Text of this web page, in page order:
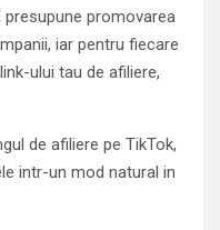
promovarea
iar pentru fiecare
ului tau de afiliere,
de afiliere pe TikTok,
intr-un mod natural in